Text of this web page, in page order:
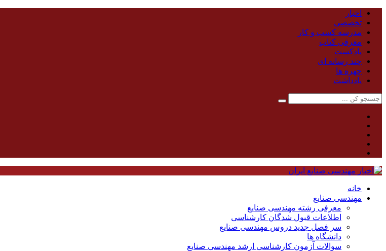
اخبار
تخصصی
مدرسه کسب و کار
معرفی کتاب
پادکست
چند رسانه ای
چهره ها
یادداشت
خانه
مهندسی صنایع
معرفی رشته مهندسی صنایع
اطلاعات قبول شدگان کارشناسی
سر فصل جدید دروس مهندسی صنایع
دانشگاه ها
سوالات آزمون کارشناسی ارشد مهندسی صنایع